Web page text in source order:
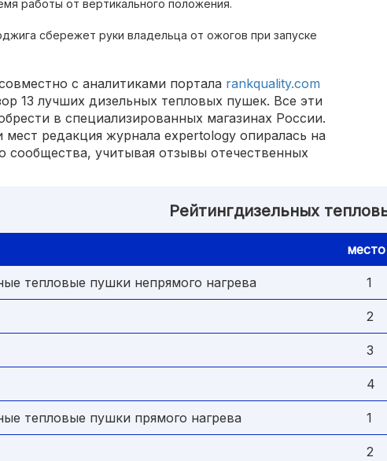
работы от вертикального положения.
сбережет руки владельца от ожогов при запуске
с аналитиками портала rankquality.com
13 лучших дизельных тепловых пушек. Все эти
в специализированных магазинах России.
редакция журнала expertology опиралась на
сообщества, учитывая отзывы отечественных
Рейтингдизельных
место
тепловые пушки непрямого нагрева 1
2
3
4
тепловые пушки прямого нагрева 1
2